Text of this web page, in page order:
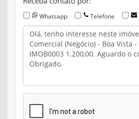
Whatsapp Telefone